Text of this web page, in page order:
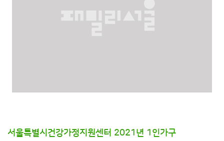
서울특별시건강가정지원센터 2021년 1인가구